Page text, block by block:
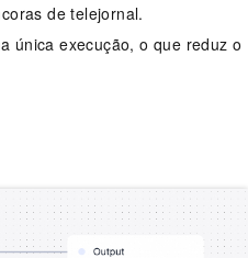
de telejornal.
única execução, o que reduz o